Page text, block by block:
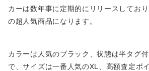
カーは数年事に定期的にリリースしてお
の超人気商品になります。
カラーは人気のブラック、状態は半タグ
で、サイズは一番人気のXL、高額査定ポ